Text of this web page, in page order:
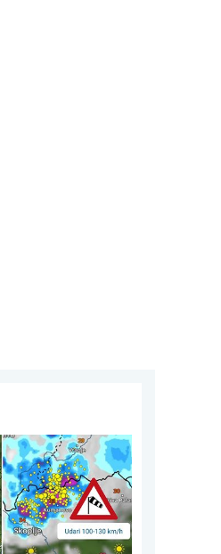
srpnja 2026.
Olujni i orkanski vjetar. . .